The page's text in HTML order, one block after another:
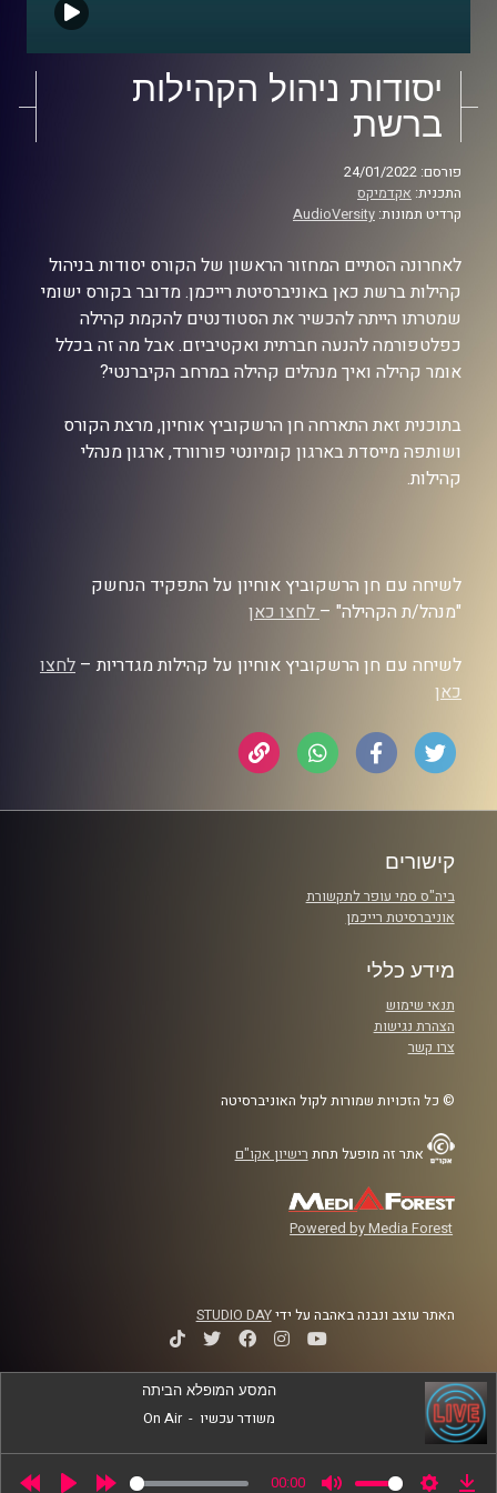
יסודות ניהול הקהילות
ברשת
פורסם: 24/01/2022
התכנית: אקדמיקס
קרדיט תמונות: AudioVersity
לאחרונה הסתיים המחזור הראשון של הקורס יסודות בניהול
קהילות ברשת כאן באוניברסיטת רייכמן. מדובר בקורס ישומי
שמטרתו הייתה להכשיר את הסטודנטים להקמת קהילה
כפלטפורמה להנעה חברתית ואקטיביזם. אבל מה זה בכלל
אומר קהילה ואיך מנהלים קהילה במרחב הקיברנטי?
בתוכנית זאת התארחה חן הרשקוביץ אוחיון, מרצת הקורס
ושותפה מייסדת בארגון קומיונטי פורוורד, ארגון מנהלי
קהילות.
לשיחה עם חן הרשקוביץ אוחיון על התפקיד הנחשק
"מנהל/ת הקהילה" –לחצו כאן
לשיחה עם חן הרשקוביץ אוחיון על קהילות מגדריות – לחצו
כאן
קישורים
ביה"ס סמי עופר לתקשורת
אוניברסיטת רייכמן
מידע כללי
תנאי שימוש
הצהרת נגישות
צרו קשר
© כל הזכויות שמורות לקול האוניברסיטה
אתר זה מופעל תחת רישיון אקו"ם
Powered by Media Forest
האתר עוצב ונבנה באהבה על ידיSTUDIO DAY
00:00
המסע המופלא הביתה
משודר עכשיו -
On Air